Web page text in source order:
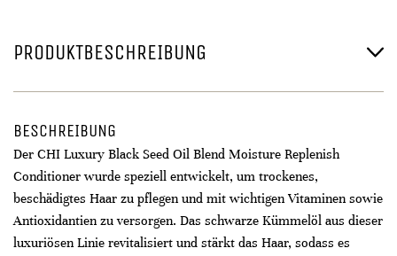
PRODUKTBESCHREIBUNG
BESCHREIBUNG
Der CHI Luxury Black Seed Oil Blend Moisture Replenish
Conditioner wurde speziell entwickelt, um trockenes,
beschädigtes Haar zu pflegen und mit wichtigen Vitaminen sowie
Antioxidantien zu versorgen. Das schwarze Kümmelöl aus dieser
luxuriösen Linie revitalisiert und stärkt das Haar, sodass es